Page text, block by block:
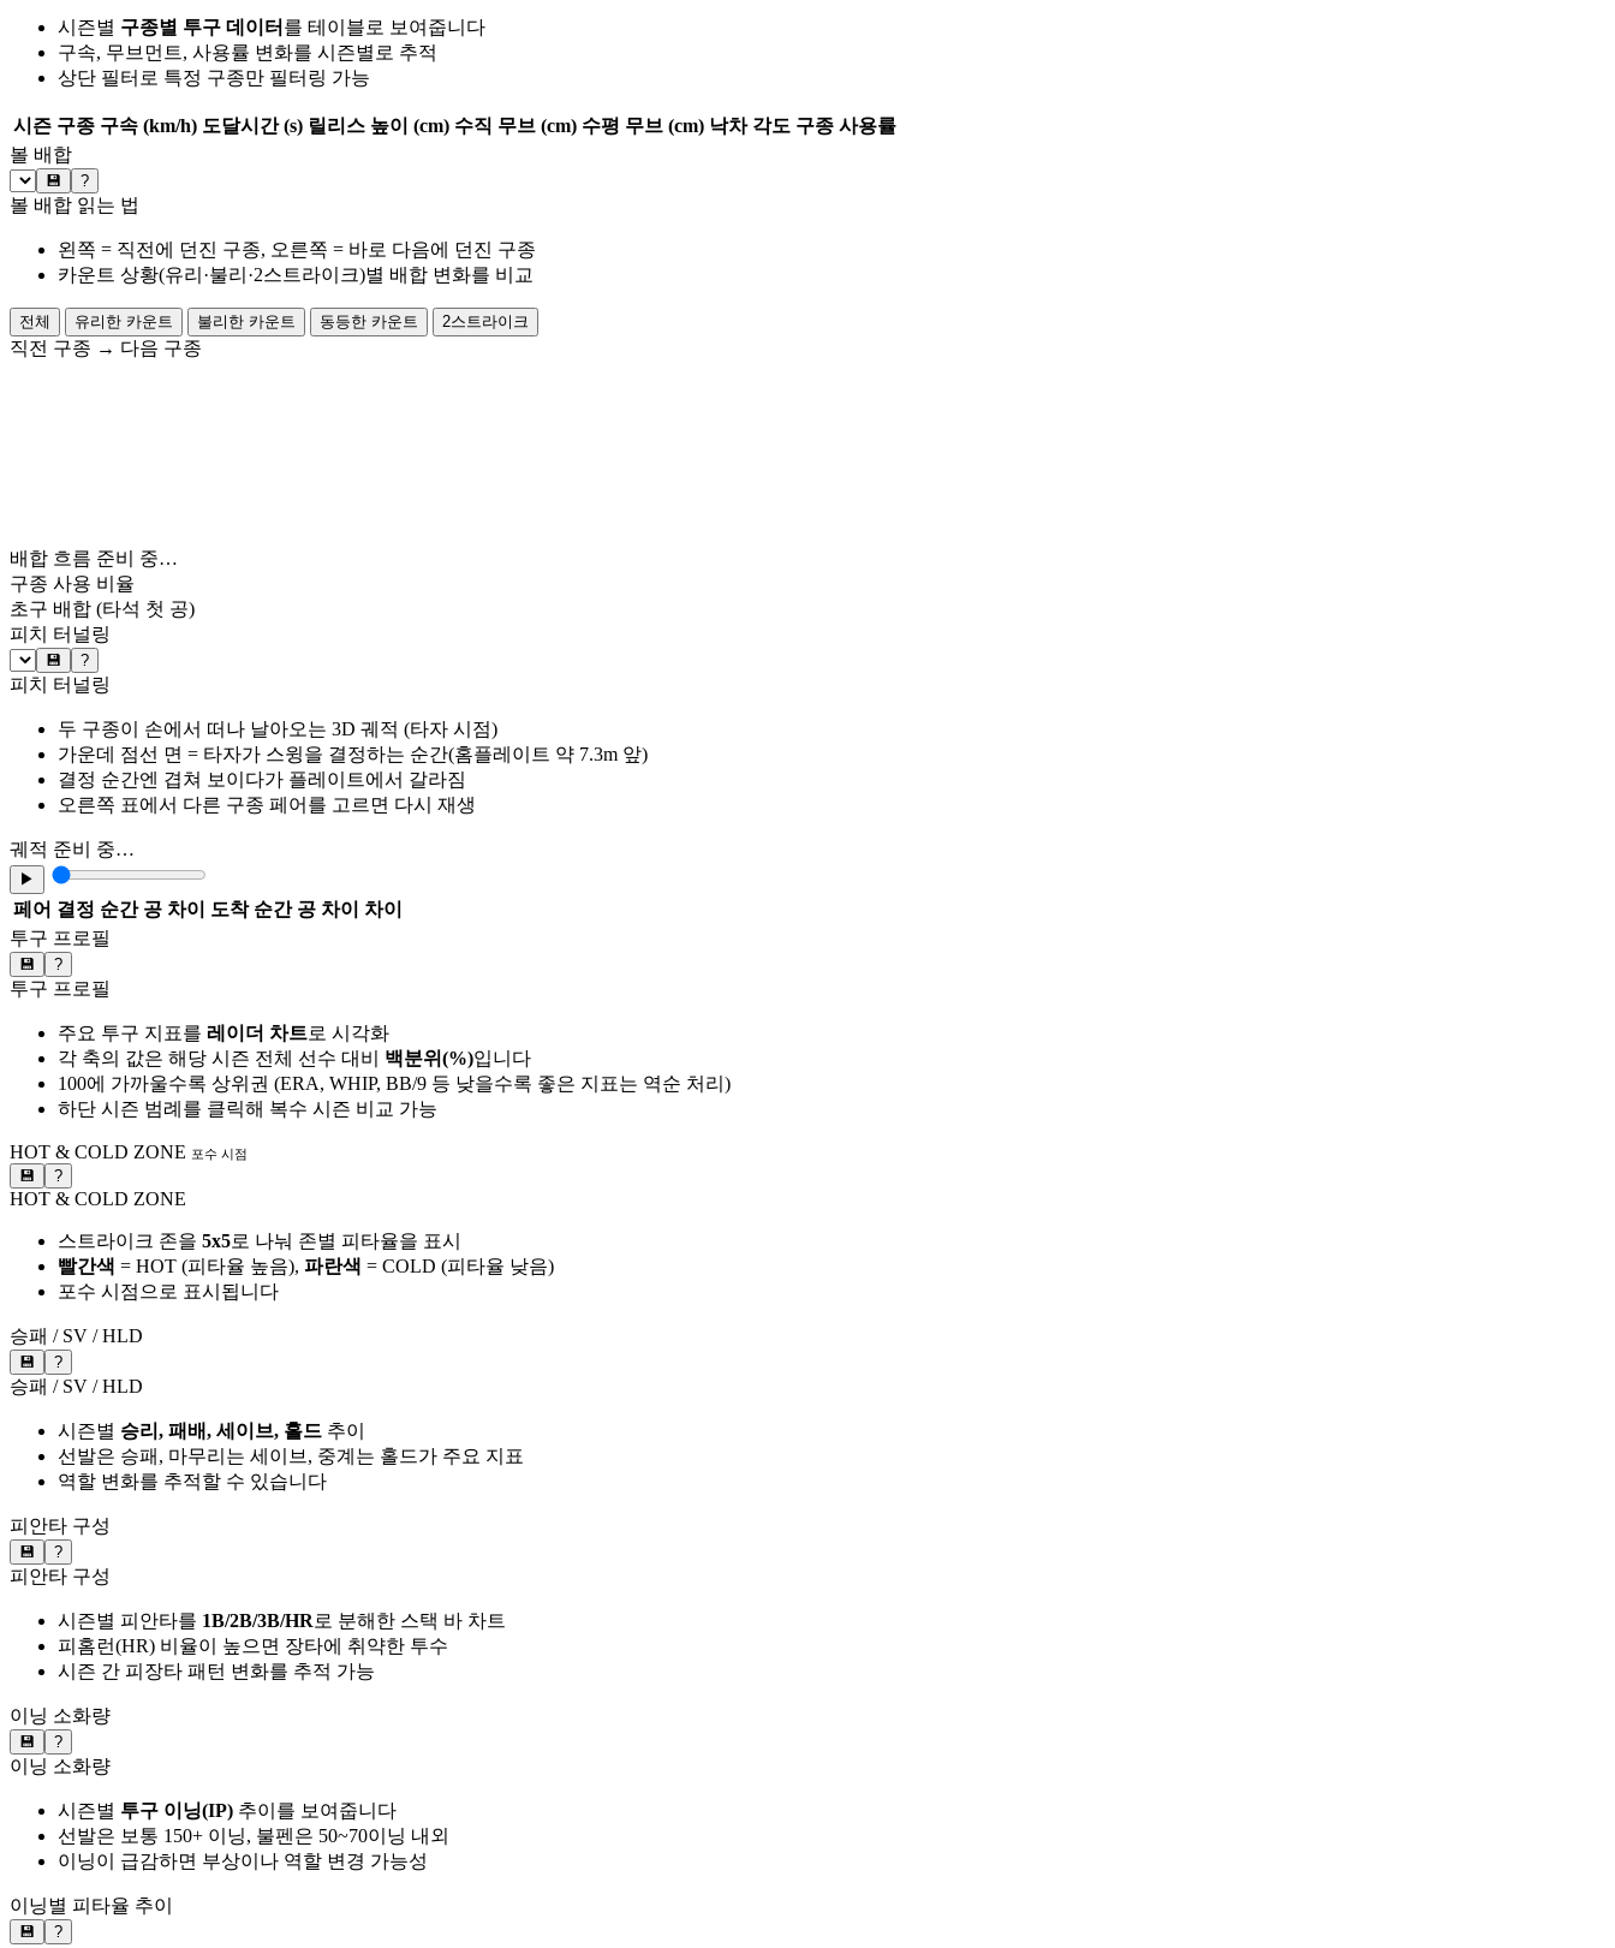
시즌별 구종별 투구 데이터 를 테이블로 보여줍니다
구속, 무브먼트, 사용률 변화를 시즌별로 추적
상단 필터로 특정 구종만 필터링 가능
시즌 구종 구속 (km/h) 도달시간 (s) 릴리스 높이 (cm) 수직 무브 (cm) 수평 무브 (cm) 낙차 각도 구종 사용률
볼 배합
💾 ?
볼 배합 읽는 법
왼쪽 = 직전에 던진 구종, 오른쪽 = 바로 다음에 던진 구종
카운트 상황(유리·불리·2스트라이크)별 배합 변화를 비교
전체 유리한 카운트 불리한 카운트 동등한 카운트 2스트라이크
직전 구종 → 다음 구종
배합 흐름 준비 중…
구종 사용 비율
초구 배합 (타석 첫 공)
피치 터널링
💾 ?
피치 터널링
두 구종이 손에서 떠나 날아오는 3D 궤적 (타자 시점)
가운데 점선 면 = 타자가 스윙을 결정하는 순간(홈플레이트 약 7.3m 앞)
결정 순간엔 겹쳐 보이다가 플레이트에서 갈라짐
오른쪽 표에서 다른 구종 페어를 고르면 다시 재생
궤적 준비 중…
▶
페어 결정 순간 공 차이 도착 순간 공 차이
차이
투구 프로필
💾 ?
투구 프로필
주요 투구 지표를 레이더 차트로 시각화
각 축의 값은 해당 시즌 전체 선수 대비 백분위(%)입니다
100에 가까울수록 상위권 (ERA, WHIP, BB/9 등 낮을수록 좋은 지표는 역순 처리)
하단 시즌 범례를 클릭해 복수 시즌 비교 가능
HOT & COLD ZONE 포수 시점
💾 ?
HOT & COLD ZONE
스트라이크 존을 5x5로 나눠 존별 피타율을 표시
빨간색 = HOT (피타율 높음), 파란색 = COLD (피타율 낮음)
포수 시점으로 표시됩니다
승패 / SV / HLD
💾 ?
승패 / SV / HLD
시즌별 승리, 패배, 세이브, 홀드 추이
선발은 승패, 마무리는 세이브, 중계는 홀드가 주요 지표
역할 변화를 추적할 수 있습니다
피안타 구성
💾 ?
피안타 구성
시즌별 피안타를 1B/2B/3B/HR로 분해한 스택 바 차트
피홈런(HR) 비율이 높으면 장타에 취약한 투수
시즌 간 피장타 패턴 변화를 추적 가능
이닝 소화량
💾 ?
이닝 소화량
시즌별 투구 이닝(IP) 추이를 보여줍니다
선발은 보통 150+ 이닝, 불펜은 50~70이닝 내외
이닝이 급감하면 부상이나 역할 변경 가능성
이닝별 피타율 추이
💾 ?